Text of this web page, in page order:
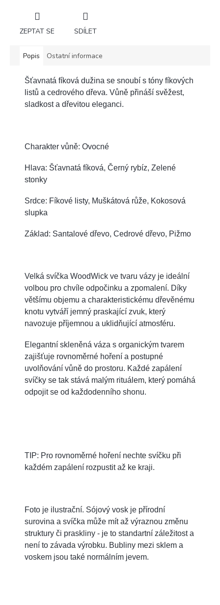
ZEPTAT SE SDÍLET
Popis Ostatní informace
Šťavnatá fíková dužina se snoubí s tóny fíkových
listů a cedrového dřeva. Vůně přináší svěžest,
sladkost a dřevitou eleganci.
Charakter vůně: Ovocné
Hlava: Šťavnatá fíková, Černý rybíz, Zelené
stonky
Srdce: Fíkové listy, Muškátová růže, Kokosová
slupka
Základ: Santalové dřevo, Cedrové dřevo, Pižmo
Velká svíčka WoodWick ve tvaru vázy je ideální
volbou pro chvíle odpočinku a zpomalení. Díky
většímu objemu a charakteristickému dřevěnému
knotu vytváří jemný praskající zvuk, který
navozuje příjemnou a uklidňující atmosféru.
Elegantní skleněná váza s organickým tvarem
zajišťuje rovnoměrné hoření a postupné
uvolňování vůně do prostoru. Každé zapálení
svíčky se tak stává malým rituálem, který pomáhá
odpojit se od každodenního shonu.
TIP: Pro rovnoměrné hoření nechte svíčku při
každém zapálení rozpustit až ke kraji.
Foto je ilustrační. Sójový vosk je přírodní
surovina a svíčka může mít až výraznou změnu
struktury či praskliny - je to standartní záležitost a
není to závada výrobku. Bubliny mezi sklem a
voskem jsou také normálním jevem.